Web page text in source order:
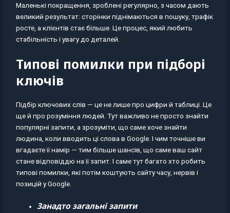
Маленькі покращення, зроблені регулярно, з часом дають
великий результат: сторінки піднімаються в пошуку, трафік
росте, а клієнтів стає більше. Це процес, який любить
стабільність і увагу до деталей.
Типові помилки при підборі
ключів
Підбір ключових слів — це не лише про цифри й таблиці. Це
ще й про розуміння людей. Тут важливо не просто знайти
популярні запити, а зрозуміти, що саме хоче знайти
людина, коли вводить ці слова в Google. І чим точніше ви
вгадаєте її намір — тим більше шансів, що саме ваш сайт
стане відповіддю на її запит. І саме тут багато хто робить
типові помилки, які потім коштують сайту часу, нервів і
позицій у Google.
Занадто загальні запити